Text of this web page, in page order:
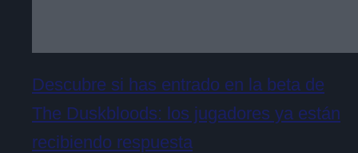
Descubre si has entrado en la beta de
The Duskbloods: los jugadores ya están
recibiendo respuesta